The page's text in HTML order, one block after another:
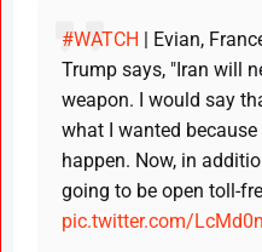
#WATCH | Evian,
Trump says, "Iran will
weapon. I would say
what I wanted
happen. Now, in
going to be open toll-
pic.twitter.com/